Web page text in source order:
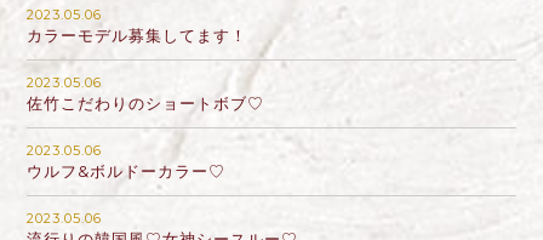
2023.05.06
カラーモデル募集してます！
2023.05.06
佐竹こだわりのショートボブ♡
2023.05.06
ウルフ&ボルドーカラー♡
2023.05.06